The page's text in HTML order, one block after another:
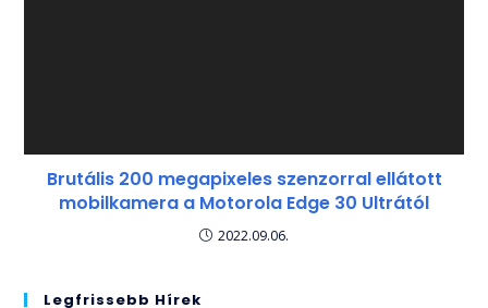
Brutális 200 megapixeles szenzorral ellátott
mobilkamera a Motorola Edge 30 Ultrától
2022.09.06.
Legfrissebb Hírek